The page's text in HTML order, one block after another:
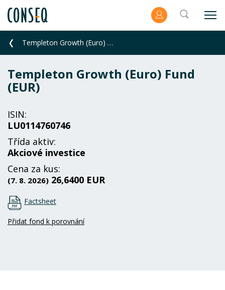
Templeton Growth (Euro) Fund (EUR)
Templeton Growth (Euro) Fund
(EUR)
ISIN:
LU0114760746
Třída aktiv:
Akciové investice
Cena za kus:
(7. 8. 2026) 26,6400 EUR
Factsheet
Přidat fond k porovnání